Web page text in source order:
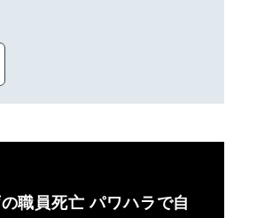
職員死亡 パワハラで自